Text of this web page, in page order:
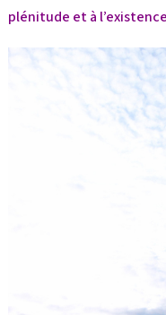
plénitude et à